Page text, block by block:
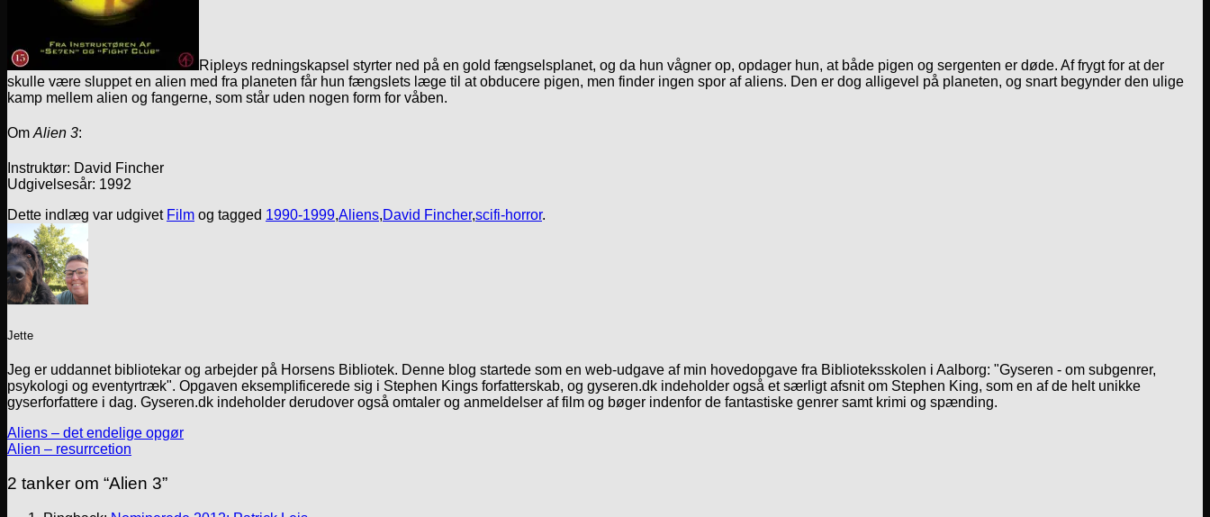
Ripleys redningskapsel styrter ned på en gold fængselsplanet, og da hun vågner op, opdager hun, at både pigen og sergenten er døde. Af frygt for at der
skulle være sluppet en alien med fra planeten får hun fængslets læge til at obducere pigen, men finder ingen spor af aliens. Den er dog alligevel på planeten, og snart begynder den ulige
kamp mellem alien og fangerne, som står uden nogen form for våben.
Om Alien 3:
Instruktør: David Fincher
Udgivelsesår: 1992
Dette indlæg var udgivet Film og tagged 1990-1999,Aliens,David Fincher,scifi-horror.
Jette
Jeg er uddannet bibliotekar og arbejder på Horsens Bibliotek. Denne blog startede som en web-udgave af min hovedopgave fra Biblioteksskolen i Aalborg: "Gyseren - om subgenrer,
psykologi og eventyrtræk". Opgaven eksemplificerede sig i Stephen Kings forfatterskab, og gyseren.dk indeholder også et særligt afsnit om Stephen King, som en af de helt unikke
gyserforfattere i dag. Gyseren.dk indeholder derudover også omtaler og anmeldelser af film og bøger indenfor de fantastiske genrer samt krimi og spænding.
Aliens – det endelige opgør
Alien – resurrcetion
2 tanker om “Alien 3”